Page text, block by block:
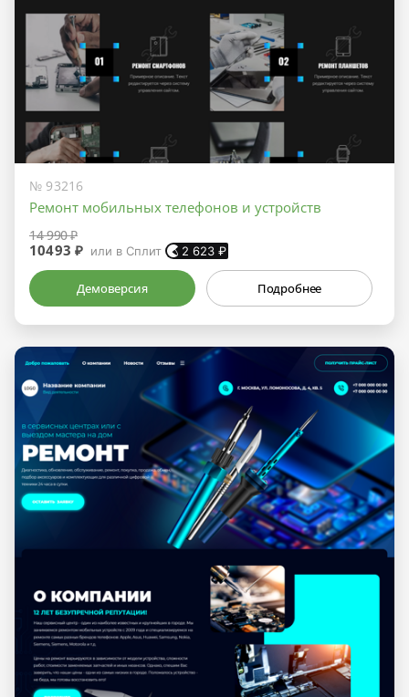
№ 93216
Ремонт мобильных телефонов и устройств
14 990 ₽
10493 ₽ или в Сплит 2 623 ₽
Демоверсия Подробнее